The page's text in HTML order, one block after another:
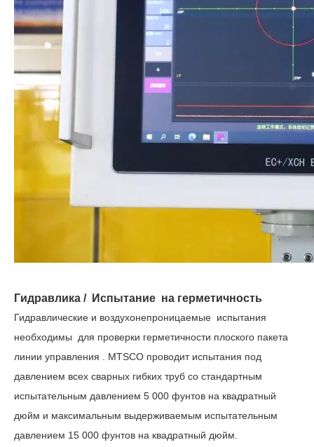
Гидравлика / Испытание на герметичность
Гидравлические и воздухонепроницаемые испытания
необходимы
для проверки герметичности плоского пакета
линии управления
. MTSCO проводит испытания под
давлением всех сварных гибких труб со стандартным
испытательным давлением 5 000 фунтов на квадратный
дюйм и максимальным выдерживаемым испытательным
давлением 15 000 фунтов на квадратный дюйм.